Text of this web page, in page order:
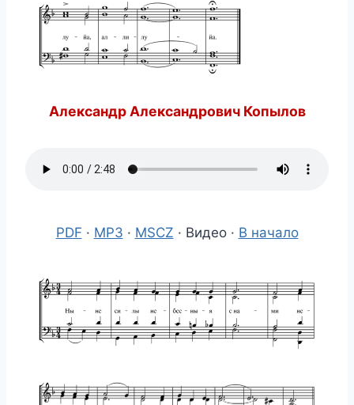
Александр Александрович Копылов
PDF · MP3 · MSCZ · Видео · В начало